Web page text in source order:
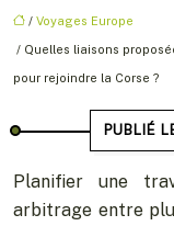
/ Voyages Europe
/ Quelles liaisons
pour rejoindre la Corse ?
PUBLIÉ
Planifier une
arbitrage entre